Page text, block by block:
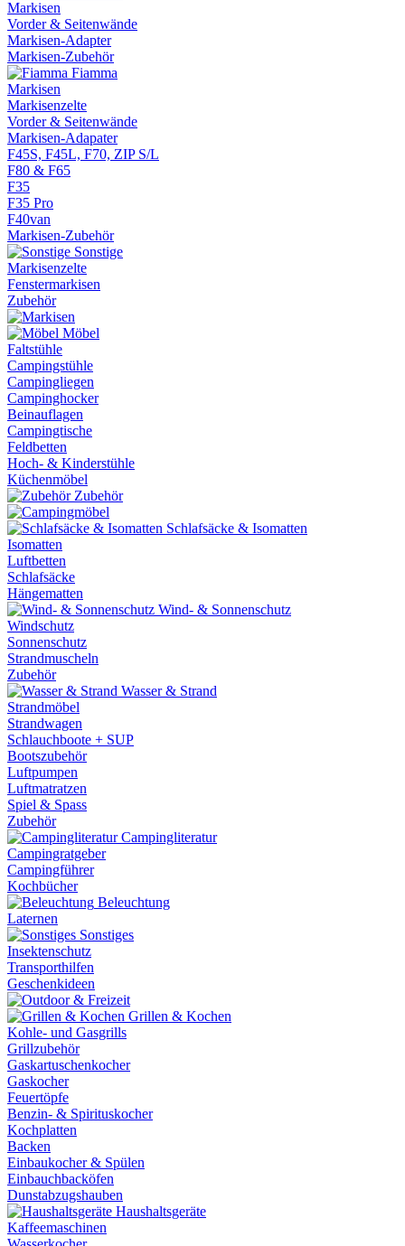
Markisen
Vorder & Seitenwände
Markisen-Adapter
Markisen-Zubehör
Fiamma
Markisen
Markisenzelte
Vorder & Seitenwände
Markisen-Adapater
F45S, F45L, F70, ZIP S/L
F80 & F65
F35
F35 Pro
F40van
Markisen-Zubehör
Sonstige
Markisenzelte
Fenstermarkisen
Zubehör
Möbel
Faltstühle
Campingstühle
Campingliegen
Campinghocker
Beinauflagen
Campingtische
Feldbetten
Hoch- & Kinderstühle
Küchenmöbel
Zubehör
Schlafsäcke & Isomatten
Isomatten
Luftbetten
Schlafsäcke
Hängematten
Wind- & Sonnenschutz
Windschutz
Sonnenschutz
Strandmuscheln
Zubehör
Wasser & Strand
Strandmöbel
Strandwagen
Schlauchboote + SUP
Bootszubehör
Luftpumpen
Luftmatratzen
Spiel & Spass
Zubehör
Campingliteratur
Campingratgeber
Campingführer
Kochbücher
Beleuchtung
Laternen
Sonstiges
Insektenschutz
Transporthilfen
Geschenkideen
Grillen & Kochen
Kohle- und Gasgrills
Grillzubehör
Gaskartuschenkocher
Gaskocher
Feuertöpfe
Benzin- & Spirituskocher
Kochplatten
Backen
Einbaukocher & Spülen
Einbauchbacköfen
Dunstabzugshauben
Haushaltsgeräte
Kaffeemaschinen